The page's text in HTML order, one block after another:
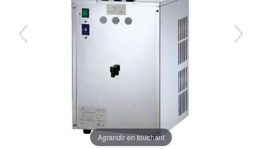
Agrandir en touchant